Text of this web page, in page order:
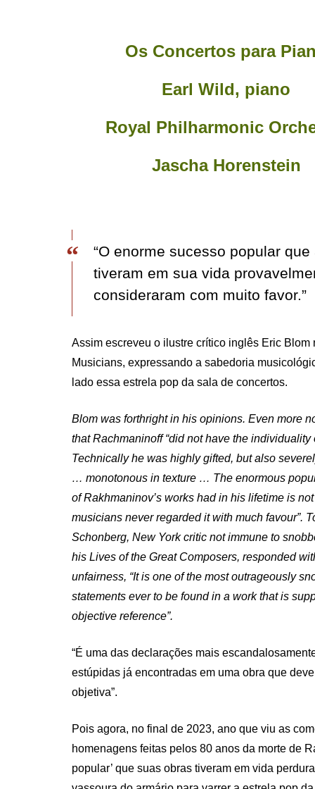
Os Concertos para
Earl Wild, piano
Royal Philharmonic
Jascha Horenstein
“O enorme sucesso popular
tiveram em sua vida
consideraram com muito favor.”
Assim escreveu o ilustre crítico inglês Eric
Musicians, expressando a sabedoria
lado essa estrela pop da sala de concertos.
Blom was forthright in his opinions. Even more
that Rachmaninoff “did not have the individuality
Technically he was highly gifted, but also
… monotonous in texture … The enormous
of Rakhmaninov’s works had in his lifetime is
musicians never regarded it with much favour”.
Schonberg, New York critic not immune to
his Lives of the Great Composers, responded
unfairness, “It is one of the most outrageously
statements ever to be found in a work that is
objective reference”.
“É uma das declarações mais
estúpidas já encontradas em uma obra que
objetiva”.
Pois agora, no final de 2023, ano que viu as
homenagens feitas pelos 80 anos da morte de
popular’ que suas obras tiveram em vida